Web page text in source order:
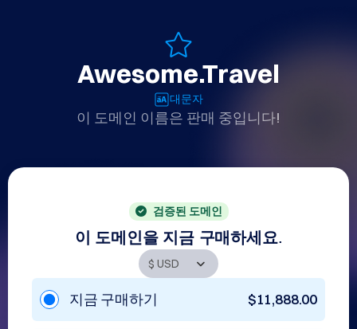
Awesome.Travel
대문자
이 도메인 이름은 판매 중입니다!
검증된 도메인
이 도메인을 지금 구매하세요.
지금 구매하기 $11,888.00